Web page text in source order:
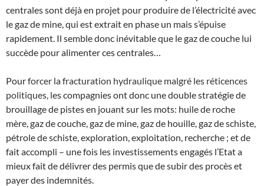
centrales sont déjà en projet pour produire de l’électricité avec
le gaz de mine, qui est extrait en phase un mais s’épuise
rapidement. Il semble donc inévitable que le gaz de couche lui
succède pour alimenter ces centrales…
Pourforcer la fracturation hydraulique malgré les réticences
politiques, les compagnies ont donc une double stratégie de
brouillage de pistes en jouant sur les mots: huile de roche
mère, gaz de couche, gaz de mine, gaz de houille, gaz de schiste,
pétrole de schiste, exploration, exploitation, recherche ; et de
fait accompli – une fois les investissements engagés l’Etat a
mieux fait de délivrer des permis que de subir des procès et
payer des indemnités.